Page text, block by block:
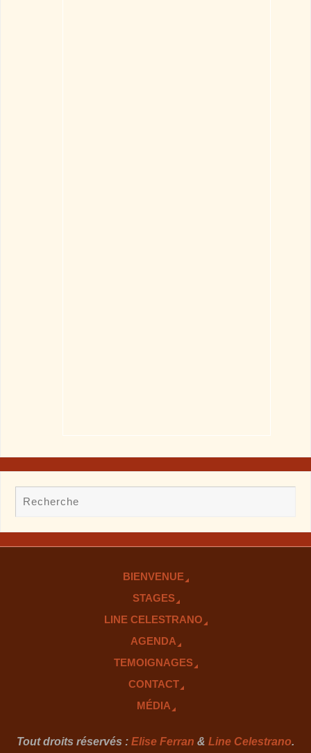
BIENVENUE
STAGES
LINE CELESTRANO
AGENDA
TEMOIGNAGES
CONTACT
MÉDIA
Tout droits réservés : Elise Ferran & Line Celestrano.